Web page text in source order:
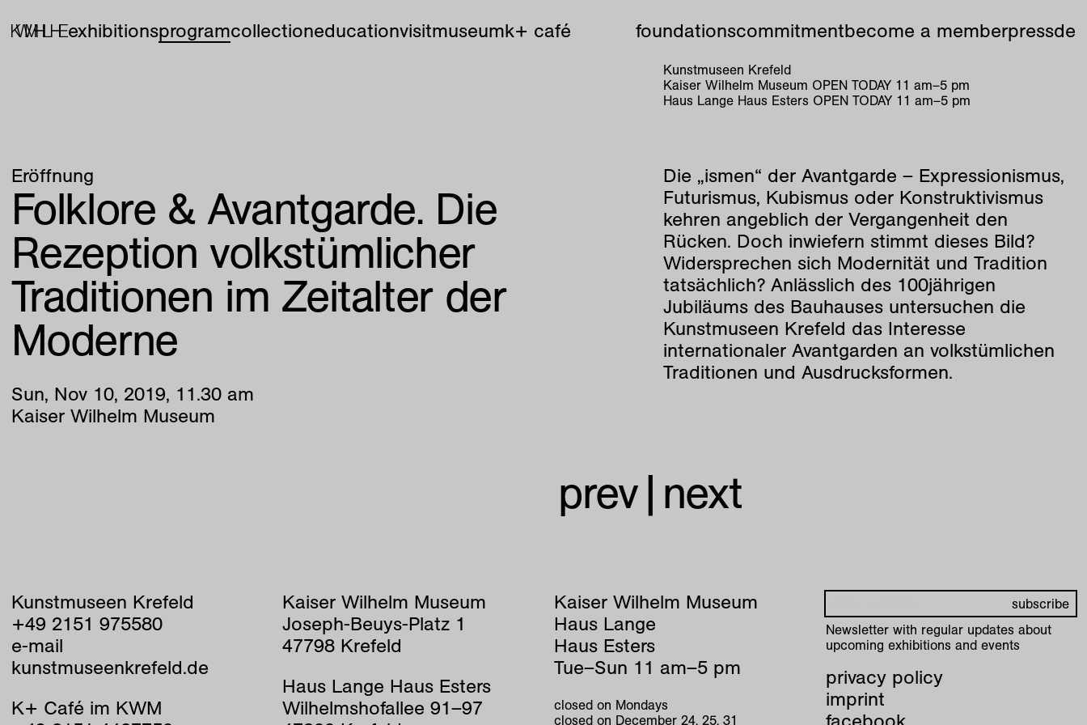
exhibitionsprogramcollectioneducationvisitmuseumk+ café foundationscommitmentbecome a memberpressde
Kunstmuseen Krefeld
Kaiser Wilhelm Museum OPEN TODAY 11 am–5 pm
Haus Lange Haus Esters OPEN TODAY 11 am–5 pm
Eröffnung
Folklore & Avantgarde. Die
Rezeption volkstümlicher
Traditionen im Zeitalter der
Moderne
Sun, Nov 10, 2019, 11.30 am
Kaiser Wilhelm Museum
Die „ismen“ der Avantgarde – Expressionismus,
Futurismus, Kubismus oder Konstruktivismus
kehren angeblich der Vergangenheit den
Rücken. Doch inwiefern stimmt dieses Bild?
Widersprechen sich Modernität und Tradition
tatsächlich? Anlässlich des 100jährigen
Jubiläums des Bauhauses untersuchen die
Kunstmuseen Krefeld das Interesse
internationaler Avantgarden an volkstümlichen
Traditionen und Ausdrucksformen.
prev| next
Kunstmuseen Krefeld
+49 2151 975580
e-mail
kunstmuseenkrefeld.de
K+ Café im KWM
Kaiser Wilhelm Museum
Joseph-Beuys-Platz 1
47798 Krefeld
Haus Lange Haus Esters
Wilhelmshofallee 91–97
Kaiser Wilhelm Museum
Haus Lange
Haus Esters
Tue–Sun 11 am–5 pm
closed on Mondays
closed on December 24, 25, 31
Newsletter with regular updates about
upcoming exhibitions and events
privacy policy
imprint